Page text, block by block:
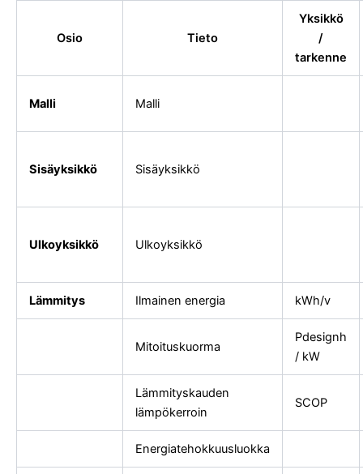
Osio Tieto
Yksikkö
/
tarkenne
Malli Malli
Sisäyksikkö Sisäyksikkö
Ulkoyksikkö Ulkoyksikkö
Lämmitys Ilmainen energia kWh/v
Mitoituskuorma
Pdesignh
/ kW
Lämmityskauden
lämpökerroin
SCOP
Energiatehokkuusluokka